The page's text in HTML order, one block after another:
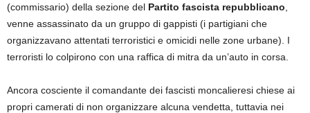
(commissario) della sezione del Partito fascista repubblicano
venne assassinato da un gruppo di gappisti (i partigiani che
organizzavano attentati terroristici e omicidi nelle zone urbane). I
terroristi lo colpirono con una raffica di mitra da un’auto in corsa.
Ancora cosciente il comandante dei fascisti moncalieresi chiese ai
propri camerati di non organizzare alcuna vendetta, tuttavia nei